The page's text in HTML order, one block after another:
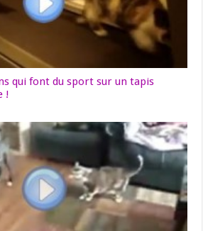
qui font du sport sur un tapis
!